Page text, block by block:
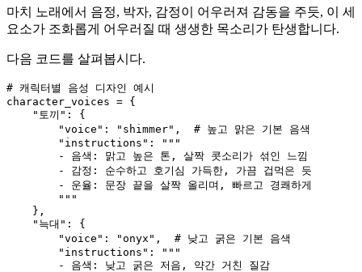
마치 노래에서 음정, 박자, 감정이 어우러져 감동을 주듯, 이 세
요소가 조화롭게 어우러질 때 생생한 목소리가 탄생합니다.
다음 코드를 살펴봅시다.
# 캐릭터별 음성 디자인 예시
character_voices = {
"토끼" : {
"voice" : "shimmer" , # 높고 맑은 기본 음색
"instructions" :
"""
        - 음색: 맑고 높은 톤, 살짝 콧소리가 섞인 느낌
        - 감정: 순수하고 호기심 가득한, 가끔 겁먹은 듯
        - 운율: 문장 끝을 살짝 올리며, 빠르고 경쾌하게
        """
    },
"늑대" : {
"voice" : "onyx" , # 낮고 굵은 기본 음색
"instructions" :
"""
        - 음색: 낮고 굵은 저음, 약간 거친 질감